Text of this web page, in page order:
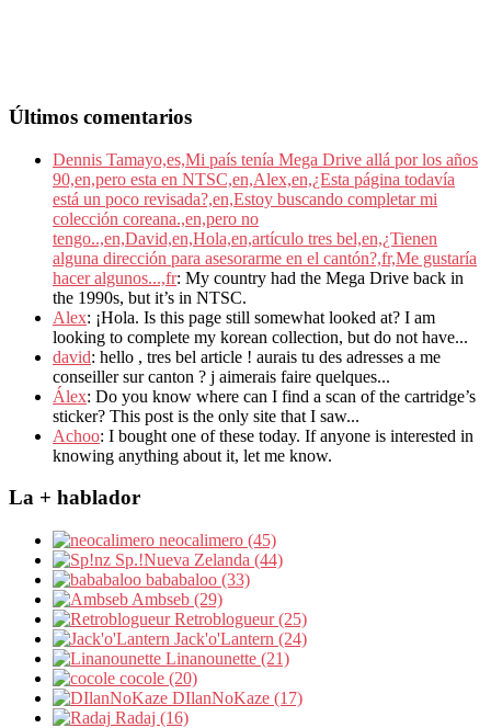
Últimos comentarios
Dennis Tamayo,es,Mi país tenía Mega Drive allá por los años
90,en,pero esta en NTSC,en,Alex,en,¿Esta página todavía
está un poco revisada?,en,Estoy buscando completar mi
colección coreana.,en,pero no
tengo..,en,David,en,Hola,en,artículo tres bel,en,¿Tienen
alguna dirección para asesorarme en el cantón?,fr,Me gustaría
hacer algunos...,fr: My country had the Mega Drive back in
the 1990s, but it’s in NTSC.
Alex: ¡Hola. Is this page still somewhat looked at? I am
looking to complete my korean collection, but do not have...
david: hello , tres bel article ! aurais tu des adresses a me
conseiller sur canton ? j aimerais faire quelques...
Álex: Do you know where can I find a scan of the cartridge’s
sticker? This post is the only site that I saw...
Achoo: I bought one of these today. If anyone is interested in
knowing anything about it, let me know.
La + hablador
neocalimero (45)
Sp.!Nueva Zelanda (44)
bababaloo (33)
Ambseb (29)
Retroblogueur (25)
Jack'o'Lantern (24)
Linanounette (21)
cocole (20)
DIlanNoKaze (17)
Radaj (16)